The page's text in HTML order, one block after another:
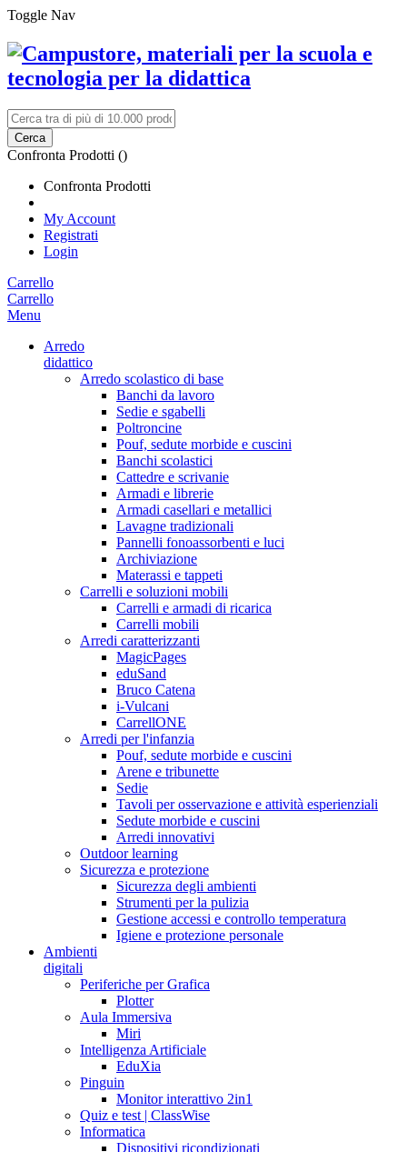
Toggle Nav
Cerca
Confronta Prodotti ()
Confronta Prodotti
My Account
Registrati
Login
Carrello
Carrello
Menu
Arredo
didattico
Arredo scolastico di base
Banchi da lavoro
Sedie e sgabelli
Poltroncine
Pouf, sedute morbide e cuscini
Banchi scolastici
Cattedre e scrivanie
Armadi e librerie
Armadi casellari e metallici
Lavagne tradizionali
Pannelli fonoassorbenti e luci
Archiviazione
Materassi e tappeti
Carrelli e soluzioni mobili
Carrelli e armadi di ricarica
Carrelli mobili
Arredi caratterizzanti
MagicPages
eduSand
Bruco Catena
i-Vulcani
CarrellONE
Arredi per l'infanzia
Pouf, sedute morbide e cuscini
Arene e tribunette
Sedie
Tavoli per osservazione e attività esperienziali
Sedute morbide e cuscini
Arredi innovativi
Outdoor learning
Sicurezza e protezione
Sicurezza degli ambienti
Strumenti per la pulizia
Gestione accessi e controllo temperatura
Igiene e protezione personale
Ambienti
digitali
Periferiche per Grafica
Plotter
Aula Immersiva
Miri
Intelligenza Artificiale
EduXia
Pinguin
Monitor interattivo 2in1
Quiz e test | ClassWise
Informatica
Dispositivi ricondizionati